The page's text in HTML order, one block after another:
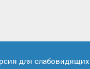
для слабовидящих